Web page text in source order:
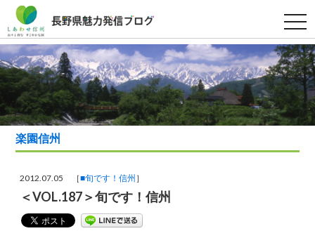
t
o
g
g
l
e
n
a
v
g
i
楽園信州
2012.07.05 ［■旬です！信州 ］
＜VOL.187＞旬です！信州